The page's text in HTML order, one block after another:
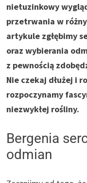
nietuzinkowy
przetrwania w
artykule zgłębimy
oraz wybierania
z pewnością
Nie czekaj dłużej i
rozpoczynamy
niezwykłej rośliny.
Bergenia
odmian